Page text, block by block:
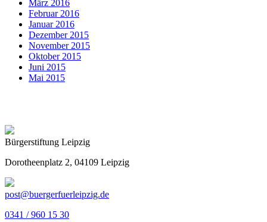
März 2016
Februar 2016
Januar 2016
Dezember 2015
November 2015
Oktober 2015
Juni 2015
Mai 2015
Bürgerstiftung Leipzig
Dorotheenplatz 2, 04109 Leipzig
post@buergerfuerleipzig.de
0341 / 960 15 30